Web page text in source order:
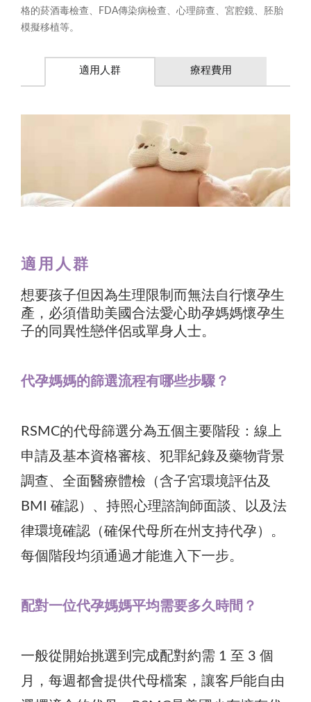
格的菸酒毒檢查、FDA傳染病檢查、心理篩查、宮腔鏡、胚胎
模擬移植等。
適用人群 療程費用
適用人群
想要孩子但因為生理限制而無法自行懷孕生
產，必須借助美國合法愛心助孕媽媽懷孕生
子的同異性戀伴侶或單身人士。
代孕媽媽的篩選流程有哪些步驟？
RSMC的代母篩選分為五個主要階段：線上
申請及基本資格審核、犯罪紀錄及藥物背景
調查、全面醫療體檢（含子宮環境評估及
BMI 確認）、持照心理諮詢師面談、以及法
律環境確認（確保代母所在州支持代孕）。
每個階段均須通過才能進入下一步。
配對一位代孕媽媽平均需要多久時間？
一般從開始挑選到完成配對約需 1 至 3 個
月，每週都會提供代母檔案，讓客戶能自由